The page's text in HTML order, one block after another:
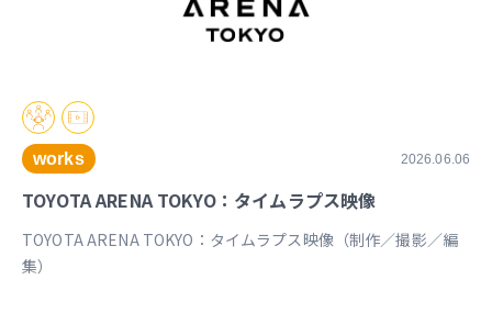
works 2026.06.06
TOYOTA ARENA TOKYO：タイムラプス映像
TOYOTA ARENA TOKYO：タイムラプス映像（制作／撮影／編
集）